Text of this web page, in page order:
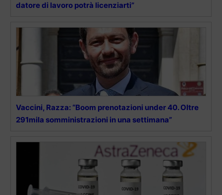
datore di lavoro potrà licenziarti”
Vaccini, Razza: “Boom prenotazioni under 40. Oltre
291mila somministrazioni in una settimana”